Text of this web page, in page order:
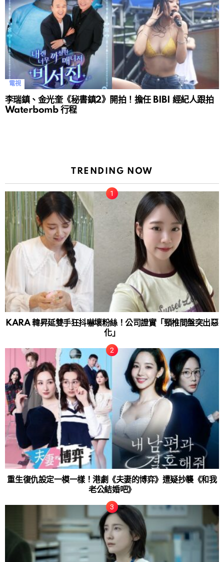
電視
李瑞鎮、金光奎《秘書鎮2》開拍！擔任 BIBI 經紀人跟拍
Waterbomb 行程
TRENDING NOW
KARA 韓昇延雙手狂抖嚇壞粉絲！公司證實「頸椎間盤突出惡
化」
重生復仇設定一模一樣！港劇《夫妻的博弈》遭疑抄襲《和我
老公結婚吧》